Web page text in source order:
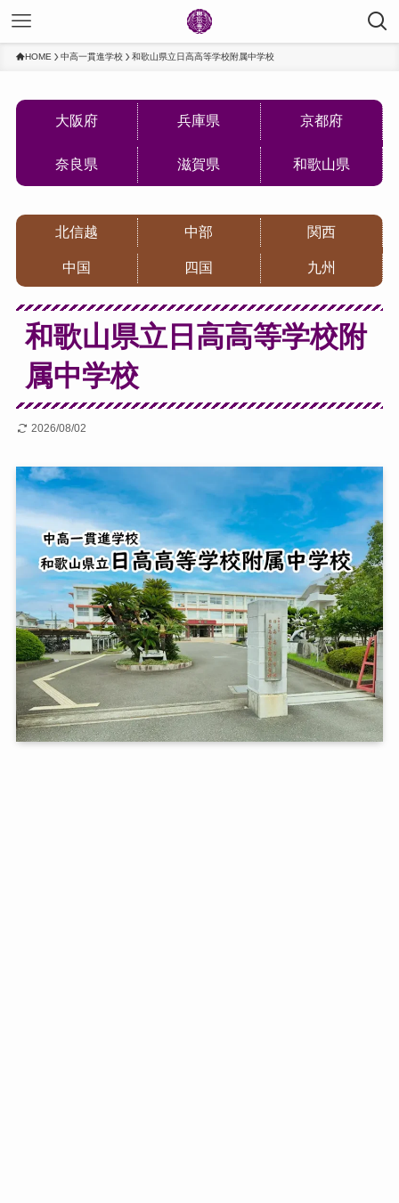
HOME 中高一貫進学校 和歌山県立日高高等学校附属中学校
大阪府 兵庫県 京都府
奈良県 滋賀県 和歌山県
北信越 中部 関西
中国 四国 九州
和歌山県立日高高等学校附
属中学校
2026/08/02